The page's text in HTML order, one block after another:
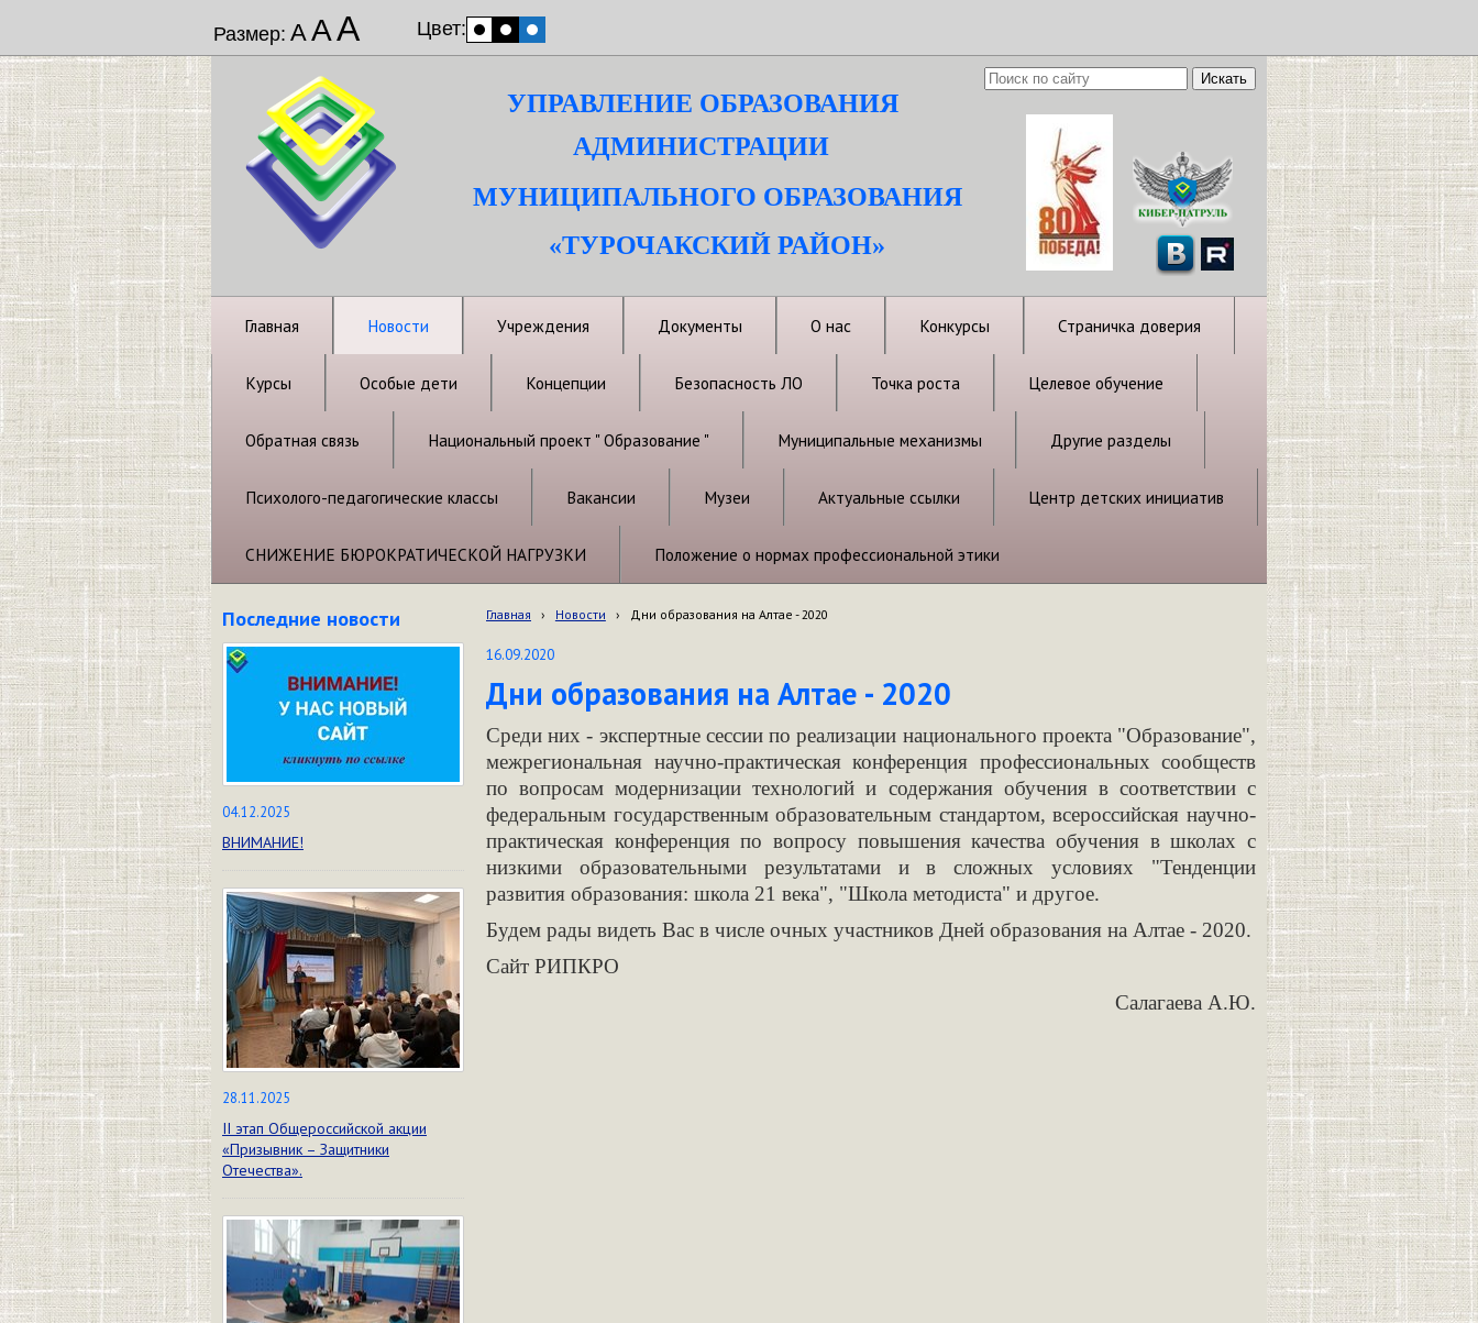
Размер: ААА Цвет:
УПРАВЛЕНИЕ ОБРАЗОВАНИЯ
АДМИНИСТРАЦИИ
МУНИЦИПАЛЬНОГО ОБРАЗОВАНИЯ
«ТУРОЧАКСКИЙ РАЙОН»
Главная Новости Учреждения Документы О нас Конкурсы Страничка доверия
Курсы Особые дети Концепции Безопасность ЛО Точка роста Целевое обучение
Обратная связь Национальный проект " Образование " Муниципальные механизмы Другие разделы
Психолого-педагогические классы Вакансии Музеи Актуальные ссылки Центр детских инициатив
СНИЖЕНИЕ БЮРОКРАТИЧЕСКОЙ НАГРУЗКИ Положение о нормах профессиональной этики
Последние новости
04.12.2025
ВНИМАНИЕ!
28.11.2025
II этап Общероссийской акции
«Призывник – Защитники
Отечества».
Главная › Новости › Дни образования на Алтае - 2020
16.09.2020
Дни образования на Алтае - 2020
Среди них - экспертные сессии по реализации национального проекта "Образование",
межрегиональная научно-практическая конференция профессиональных сообществ
по вопросам модернизации технологий и содержания обучения в соответствии с
федеральным государственным образовательным стандартом, всероссийская научно-
практическая конференция по вопросу повышения качества обучения в школах с
низкими образовательными результатами и в сложных условиях "Тенденции
развития образования: школа 21 века", "Школа методиста" и другое.
Будем рады видеть Вас в числе очных участников Дней образования на Алтае - 2020.
Сайт РИПКРО
Салагаева А.Ю.